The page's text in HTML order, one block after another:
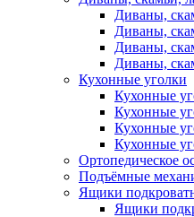
Диваны,
Диваны,
Диваны,
Диваны,
Кухонные уголки
Кухонные
Кухонные
Кухонные
Кухонные
Ортопедическое
Подъёмные
Ящики
Ящики